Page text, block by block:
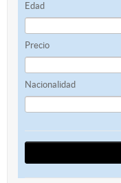
Edad
Precio
Nacionalidad